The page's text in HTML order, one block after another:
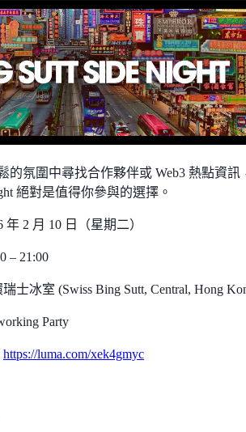
的氛圍中尋找合作夥伴或 Web3 熱點資訊
絕對是值得你參與的選擇。
年 2 月 10 日（星期二）
– 21:00
士冰室 (Swiss Bing Sutt, Central, Hong
Party
https://luma.com/xek4gmyc